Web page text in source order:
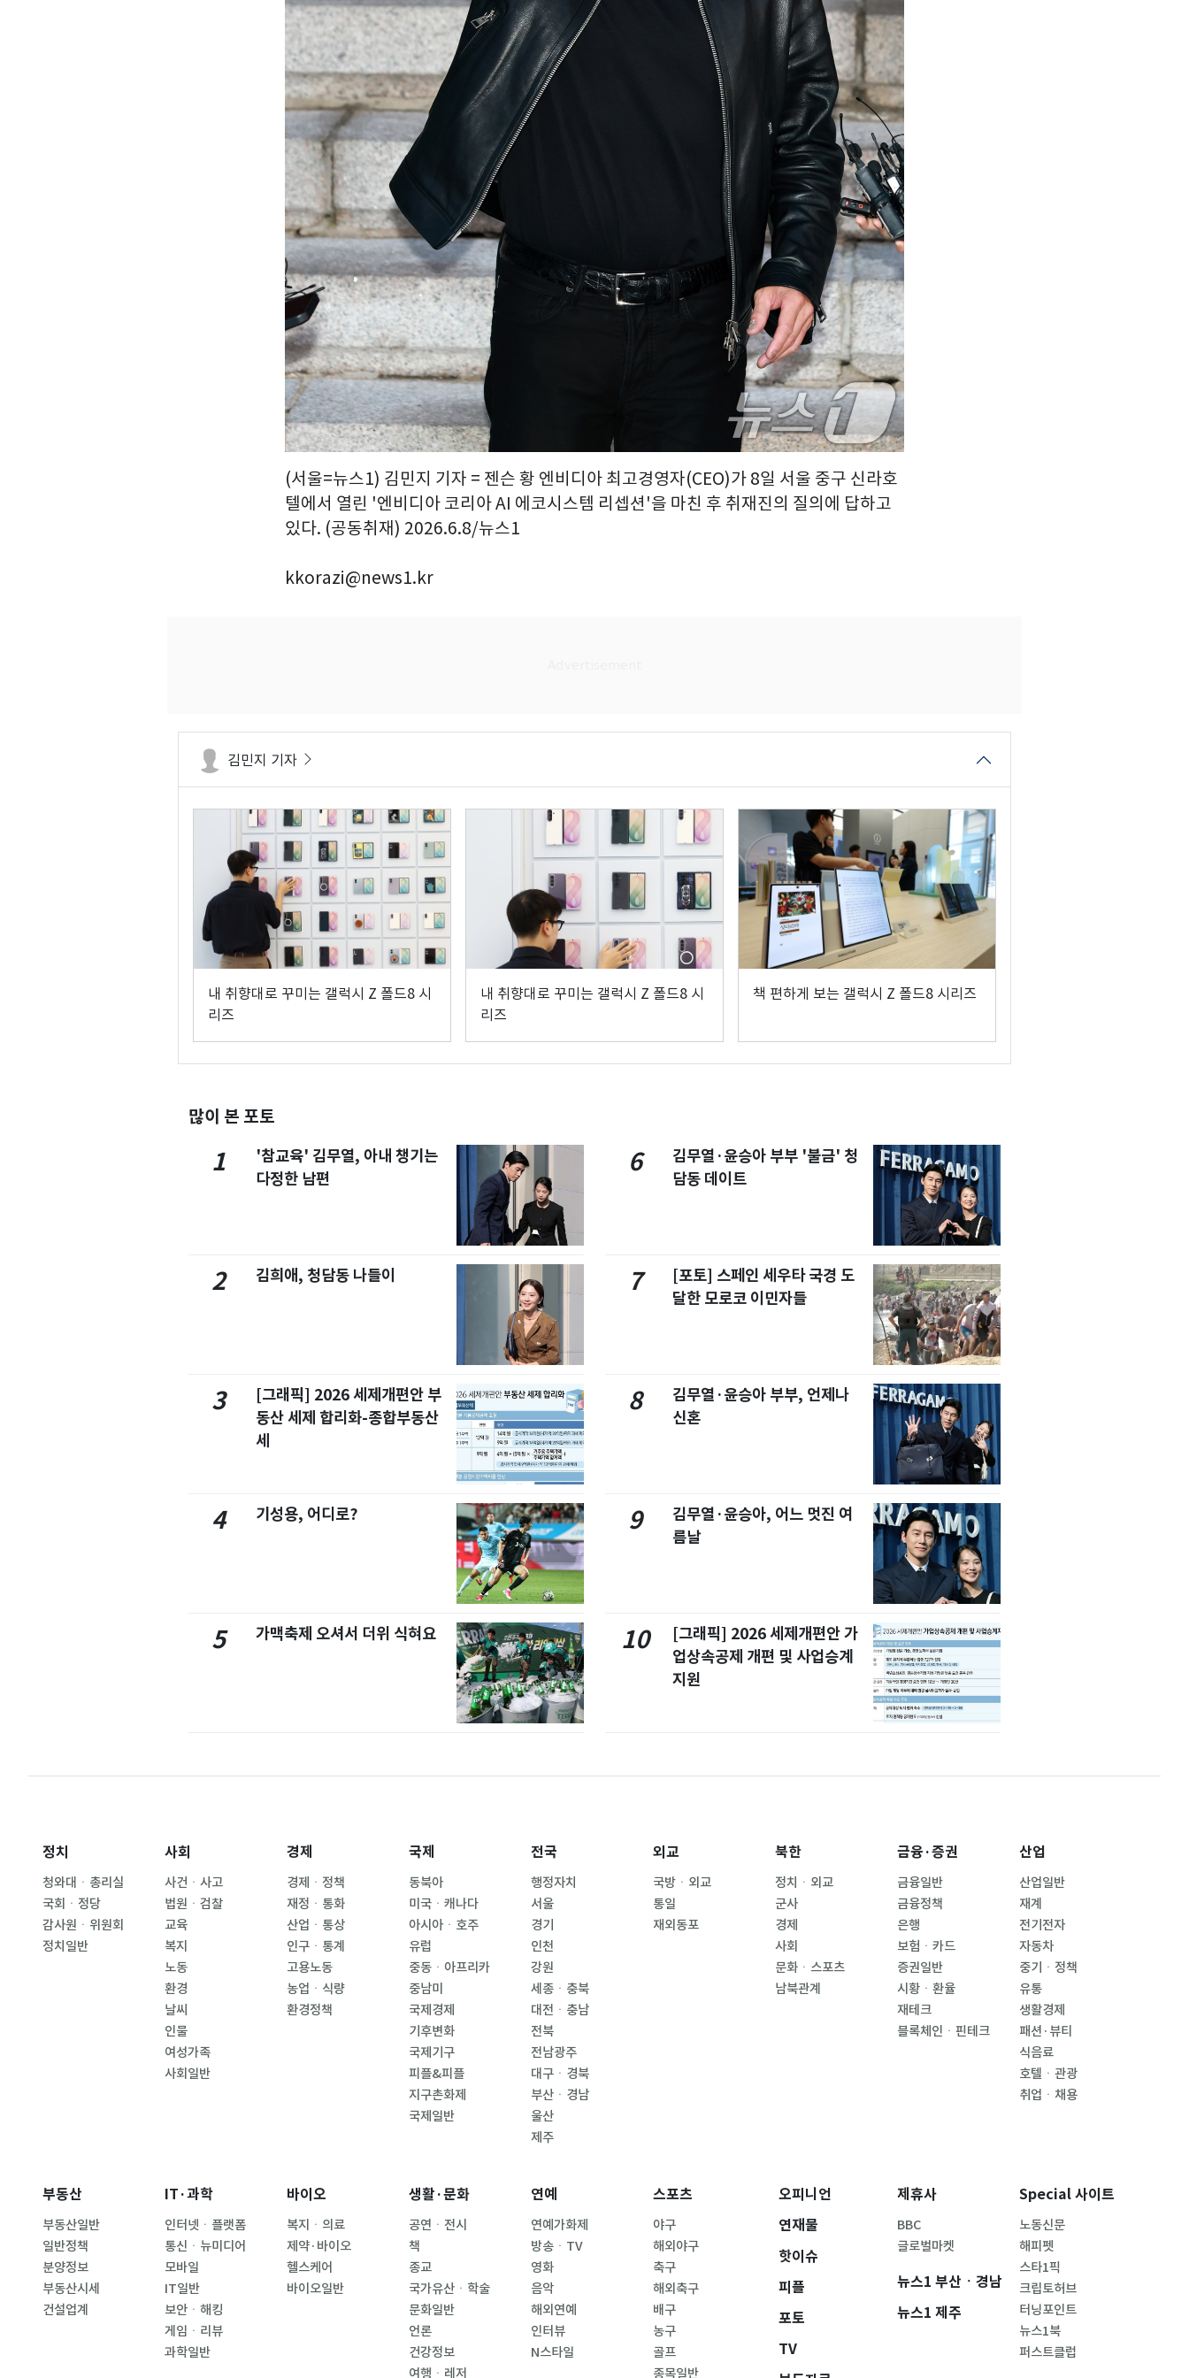
(서울=뉴스1) 김민지 기자 = 젠슨 황 엔비디아 최고경영자(CEO)가 8일 서울 중구 신라호
텔에서 열린 '엔비디아 코리아 AI 에코시스템 리셉션'을 마친 후 취재진의 질의에 답하고
있다. (공동취재) 2026.6.8/뉴스1
kkorazi@news1.kr
김민지 기자
내 취향대로 꾸미는 갤럭시 Z 폴드8 시
리즈
내 취향대로 꾸미는 갤럭시 Z 폴드8 시
리즈
책 편하게 보는 갤럭시 Z 폴드8 시리즈
많이 본 포토
1
'참교육' 김무열, 아내 챙기는
다정한 남편
2 김희애, 청담동 나들이
3
[그래픽] 2026 세제개편안 부
동산 세제 합리화-종합부동산
세
4 기성용, 어디로?
5 가맥축제 오셔서 더위 식혀요
6
김무열·윤승아 부부 '불금' 청
담동 데이트
7
[포토] 스페인 세우타 국경 도
달한 모로코 이민자들
8
김무열·윤승아 부부, 언제나
신혼
9
김무열·윤승아, 어느 멋진 여
름날
10
[그래픽] 2026 세제개편안 가
업상속공제 개편 및 사업승계
지원
정치
청와대ㆍ총리실
국회ㆍ정당
감사원ㆍ위원회
정치일반
사회
사건ㆍ사고
법원ㆍ검찰
교육
복지
노동
환경
날씨
인물
여성가족
사회일반
경제
경제ㆍ정책
재정ㆍ통화
산업ㆍ통상
인구ㆍ통계
고용노동
농업ㆍ식량
환경정책
국제
동북아
미국ㆍ캐나다
아시아ㆍ호주
유럽
중동ㆍ아프리카
중남미
국제경제
기후변화
국제기구
피플&피플
지구촌화제
국제일반
전국
행정자치
서울
경기
인천
강원
세종ㆍ충북
대전ㆍ충남
전북
전남광주
대구ㆍ경북
부산ㆍ경남
울산
제주
외교
국방ㆍ외교
통일
재외동포
북한
정치ㆍ외교
군사
경제
사회
문화ㆍ스포츠
남북관계
금융·증권
금융일반
금융정책
은행
보험ㆍ카드
증권일반
시황ㆍ환율
재테크
블록체인ㆍ핀테크
산업
산업일반
재계
전기전자
자동차
중기ㆍ정책
유통
생활경제
패션·뷰티
식음료
호텔ㆍ관광
취업ㆍ채용
부동산
부동산일반
일반정책
분양정보
부동산시세
건설업계
IT·과학
인터넷ㆍ플랫폼
통신ㆍ뉴미디어
모바일
IT일반
보안ㆍ해킹
게임ㆍ리뷰
과학일반
바이오
복지ㆍ의료
제약·바이오
헬스케어
바이오일반
생활·문화
공연ㆍ전시
책
종교
국가유산ㆍ학술
문화일반
언론
건강정보
여행ㆍ레저
연예
연예가화제
방송ㆍTV
영화
음악
해외연예
인터뷰
N스타일
스포츠
야구
해외야구
축구
해외축구
배구
농구
골프
종목일반
오피니언
연재물
핫이슈
피플
포토
TV
제휴사
BBC
글로벌마켓
뉴스1 부산ㆍ경남
뉴스1 제주
Special 사이트
노동신문
해피펫
스타1픽
크립토허브
터닝포인트
뉴스1북
퍼스트클럽